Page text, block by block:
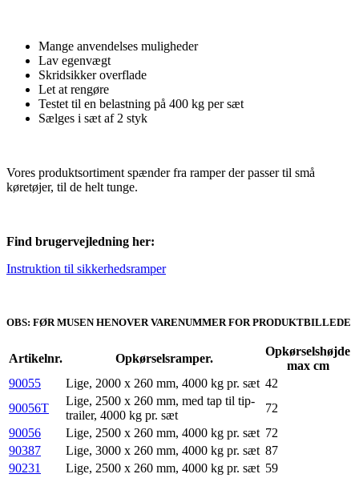
Mange anvendelses muligheder
Lav egenvægt
Skridsikker overflade
Let at rengøre
Testet til en belastning på 400 kg per sæt
Sælges i sæt af 2 styk
Vores produktsortiment spænder fra ramper der passer til små
køretøjer, til de helt tunge.
Find brugervejledning her:
Instruktion til sikkerhedsramper
OBS: FØR MUSEN HENOVER VARENUMMER FOR PRODUKTBILLEDE
Artikelnr. Opkørselsramper.
Opkørselshøjde
max cm
90055
Lige, 2000 x 260 mm, 4000 kg pr. sæt 42
90056T
Lige, 2500 x 260 mm, med tap til tip-
trailer, 4000 kg pr. sæt
72
90056
Lige, 2500 x 260 mm, 4000 kg pr. sæt 72
90387
Lige, 3000 x 260 mm, 4000 kg pr. sæt 87
90231
Lige, 2500 x 260 mm, 4000 kg pr. sæt 59